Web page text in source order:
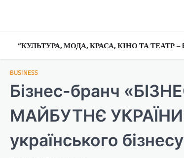
“КУЛЬТУРА, МОДА, КРАСА, КІНО ТА ТЕАТР –
BUSINESS
Бізнес-бранч
МАЙБУТНЄ УКРАЇНИ»
українського бізнесу